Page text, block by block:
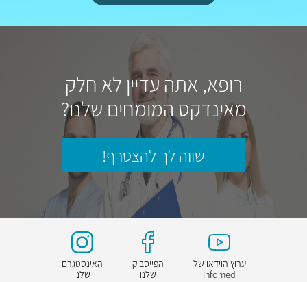
רופא, אתה עדיין לא חלק
מאינדקס המומחים שלנו?
שווה לך להצטרף!
ערוץ הוידאו של
Infomed
הפייסבוק
שלנו
האינסטגרם
שלנו